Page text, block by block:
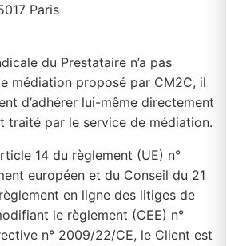
Paris
du Prestataire n’a pas
médiation proposé par CM2C, il
d’adhérer lui-même directement
traité par le service de médiation.
14 du règlement (UE) n°
européen et du Conseil du 21
en ligne des litiges de
le règlement (CEE) n°
n° 2009/22/CE, le Client est